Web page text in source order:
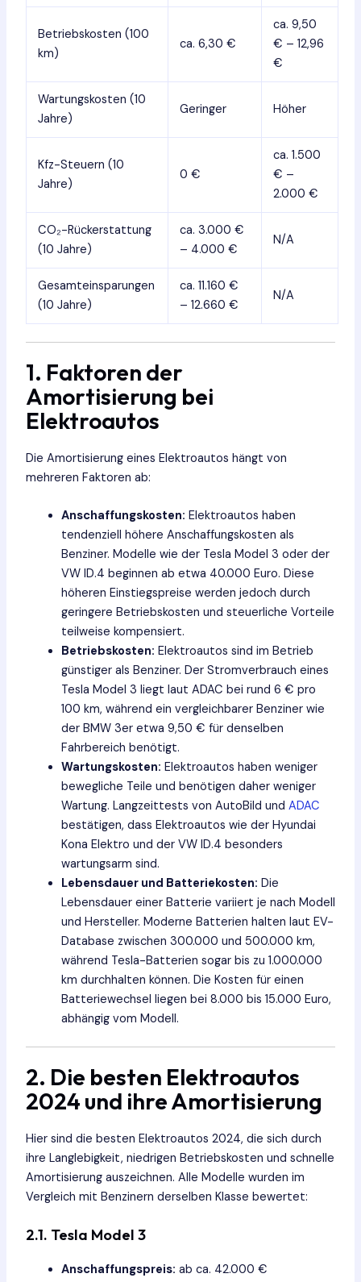
Betriebskosten (100
km)
ca. 6,30 €
ca. 9,50
€ – 12,96
€
Wartungskosten (10
Jahre)
Geringer Höher
Kfz-Steuern (10
Jahre)
0 €
ca. 1.500
€ –
2.000 €
CO₂-Rückerstattung
(10 Jahre)
ca. 3.000 €
– 4.000 €
N/A
Gesamteinsparungen
(10 Jahre)
ca. 11.160 €
– 12.660 €
N/A
1. Faktoren der
Amortisierung bei
Elektroautos
Die Amortisierung eines Elektroautos hängt von
mehreren Faktoren ab:
Anschaffungskosten: Elektroautos haben
tendenziell höhere Anschaffungskosten als
Benziner. Modelle wie der Tesla Model 3 oder der
VW ID.4 beginnen ab etwa 40.000 Euro. Diese
höheren Einstiegspreise werden jedoch durch
geringere Betriebskosten und steuerliche Vorteile
teilweise kompensiert.
Betriebskosten: Elektroautos sind im Betrieb
günstiger als Benziner. Der Stromverbrauch eines
Tesla Model 3 liegt laut ADAC bei rund 6 € pro
100 km, während ein vergleichbarer Benziner wie
der BMW 3er etwa 9,50 € für denselben
Fahrbereich benötigt.
Wartungskosten: Elektroautos haben weniger
bewegliche Teile und benötigen daher weniger
Wartung. Langzeittests von AutoBild und ADAC
bestätigen, dass Elektroautos wie der Hyundai
Kona Elektro und der VW ID.4 besonders
wartungsarm sind.
Lebensdauer und Batteriekosten: Die
Lebensdauer einer Batterie variiert je nach Modell
und Hersteller. Moderne Batterien halten laut EV-
Database zwischen 300.000 und 500.000 km,
während Tesla-Batterien sogar bis zu 1.000.000
km durchhalten können. Die Kosten für einen
Batteriewechsel liegen bei 8.000 bis 15.000 Euro,
abhängig vom Modell.
2. Die besten Elektroautos
2024 und ihre Amortisierung
Hier sind die besten Elektroautos 2024, die sich durch
ihre Langlebigkeit, niedrigen Betriebskosten und schnelle
Amortisierung auszeichnen. Alle Modelle wurden im
Vergleich mit Benzinern derselben Klasse bewertet:
2.1. Tesla Model 3
Anschaffungspreis: ab ca. 42.000 €